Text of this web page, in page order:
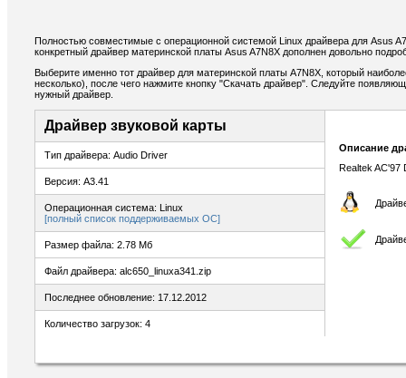
Полностью совместимые с операционной системой Linux драйвера для Asus
конкретный драйвер материнской платы Asus A7N8X дополнен довольно
Выберите именно тот драйвер для материнской платы A7N8X, который
несколько), после чего нажмите кнопку "Скачать драйвер". Следуйте
нужный драйвер.
Драйвер звуковой карты
Тип драйвера: Audio Driver
Версия: A3.41
Операционная система: Linux
[полный список поддерживаемых ОС]
Размер файла: 2.78 Мб
Файл драйвера: alc650_linuxa341.zip
Последнее обновление: 17.12.2012
Количество загрузок: 4
Описание
Realtek AC'97